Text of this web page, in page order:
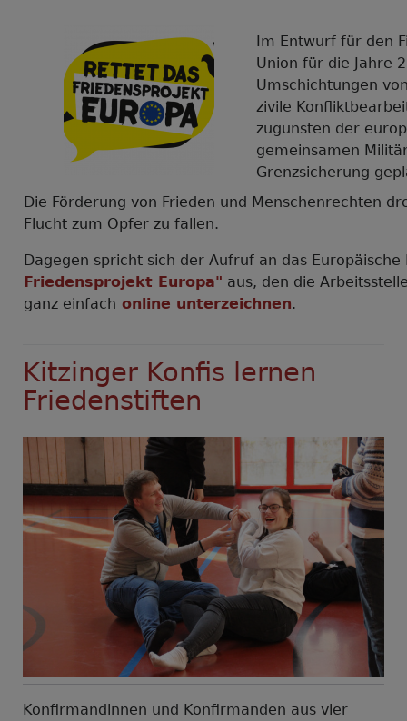
Im Entwurf für den
Union für die Jahre
Umschichtungen
zivile
zugunsten der
gemeinsamen
Grenzsicherung
Die Förderung von Frieden und Menschenrechten
Flucht zum Opfer zu fallen.
Dagegen spricht sich der Aufruf an das
Friedensprojekt Europa" aus, den die
ganz einfach online unterzeichnen.
Kitzinger Konfis lernen
Friedenstiften
Konfirmandinnen und Konfirmanden aus vier